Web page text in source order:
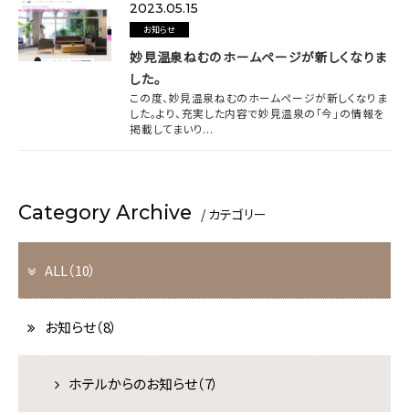
BESTRATE
公式サイトが1番お得
2023.05.15
お知らせ
妙見温泉ねむのホームページが新しくなりま
した。
この度、妙見温泉ねむのホームページが新しくなりま
した。より、充実した内容で妙見温泉の「今」の情報を
掲載してまいり...
Category Archive / カテゴリー
ALL（10）
お知らせ（8）
ホテルからのお知らせ（7）